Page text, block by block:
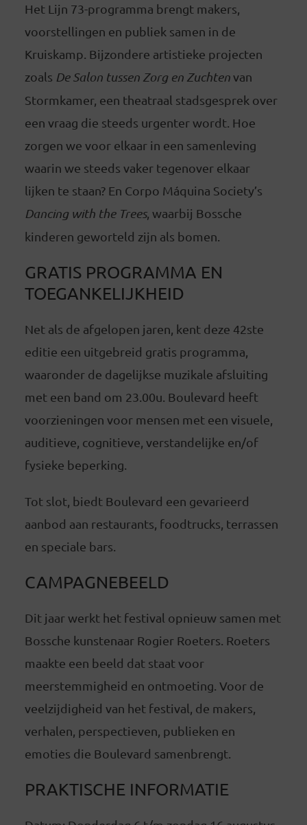
Het Lijn 73-programma brengt makers,
voorstellingen en publiek samen in de
Kruiskamp. Bijzondere artistieke projecten
zoals De Salon tussen Zorg en Zuchtenvan
Stormkamer, een theatraal stadsgesprek over
een vraag die steeds urgenter wordt. Hoe
zorgen we voor elkaar in een samenleving
waarin we steeds vaker tegenover elkaar
lijken te staan? En Corpo Máquina Society’s
Dancing with the Trees, waarbij Bossche
kinderen geworteld zijn als bomen.
GRATIS PROGRAMMA EN
TOEGANKELIJKHEID
Net als de afgelopen jaren, kent deze 42ste
editie een uitgebreid gratis programma,
waaronder de dagelijkse muzikale afsluiting
met een band om 23.00u. Boulevard heeft
voorzieningen voor mensen met een visuele,
auditieve, cognitieve, verstandelijke en/of
fysieke beperking.
Tot slot, biedt Boulevard een gevarieerd
aanbod aan restaurants, foodtrucks, terrassen
en speciale bars.
CAMPAGNEBEELD
Dit jaar werkt het festival opnieuw samen met
Bossche kunstenaar Rogier Roeters. Roeters
maakte een beeld dat staat voor
meerstemmigheid en ontmoeting. Voor de
veelzijdigheid van het festival, de makers,
verhalen, perspectieven, publieken en
emoties die Boulevard samenbrengt.
PRAKTISCHE INFORMATIE